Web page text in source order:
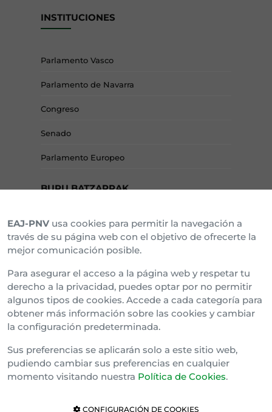
INSTITUCIONES
Parlamento Vasco
Parlamento de Navarra
Congreso
Senado
Parlamento Europeo
BURU BATZARRAK
Araba Buru Batzar
Bizkai Buru Batzar
Gipuzko Buru Batzar
Ipar Buru Batzar
Napar Buru Batzar
EAJ-PNV usa cookies para permitir la navegación a
través de su página web con el objetivo de ofrecerte la
mejor comunicación posible.
Para asegurar el acceso a la página web y respetar tu
derecho a la privacidad, puedes optar por no permitir
algunos tipos de cookies. Accede a cada categoría para
obtener más información sobre las cookies y cambiar
la configuración predeterminada.
Sus preferencias se aplicarán solo a este sitio web,
pudiendo cambiar sus preferencias en cualquier
momento visitando nuestra Política de Cookies.
CONFIGURACIÓN DE COOKIES